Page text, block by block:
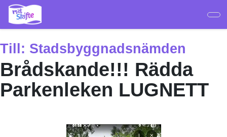
Hoppa
huvudinnehåll
Till: Stadsbyggnadsnämden
Brådskande!!! Rädda
Parkenleken LUGNETT